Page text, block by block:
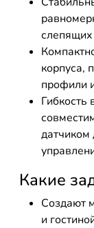
слепящих
корпуса,
профили
Гибкость
Какие
Создают
и